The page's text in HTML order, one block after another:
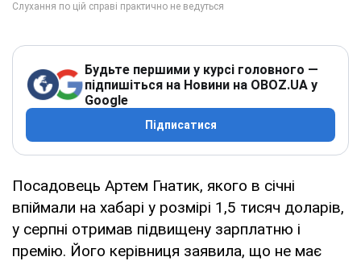
Будьте першими у курсі головного —
підпишіться на Новини на OBOZ.UA у
Google
Підписатися
Посадовець Артем Гнатик, якого в січні
впіймали на хабарі у розмірі 1,5 тисяч доларів,
у серпні отримав підвищену зарплатню і
премію. Його керівниця заявила, що не має